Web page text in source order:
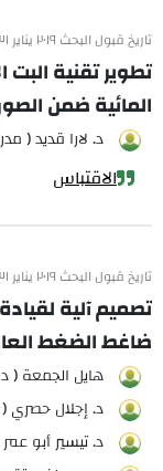
تاريخ قبول البحث ٢٠١٩ يناير ٣١
تطوير تقنية
المائية ضمن
د. لارا قديد (
الاقتباس
تاريخ قبول البحث ٢٠١٩ يناير ٣١
تصميم آلية
ضاغط الضغط
هايل الجمعة (
د. إجلال حصري
د. تيسير أبو